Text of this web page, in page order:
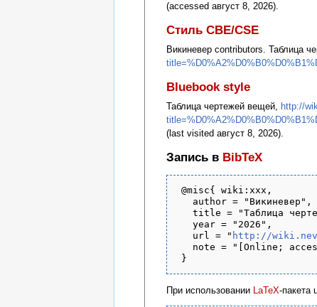
(accessed август 8, 2026).
Стиль CBE/CSE
Викиневер contributors. Таблица
Bluebook style
Таблица чертежей вещей,
http://
(last visited август 8, 2026).
Запись в BibTeX
@misc{ wiki:xxx,
   author = "Викиневер",
title = "Таблица
   year = "2026",
   url = "
http://
note = "[Online;
При использовании LaTeX-пакета